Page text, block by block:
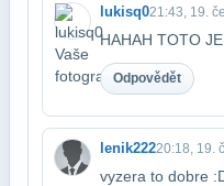
lukisq021:43, 19.
HAHAH TOTO
Odpovědět
lenik22220:18, 19.
vyzera to dobre